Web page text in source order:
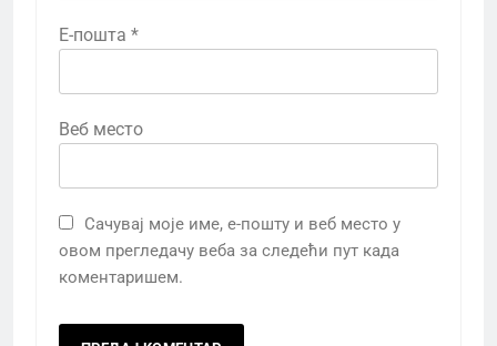
Е-пошта *
Веб место
Сачувај моје име, е-пошту и веб место у
овом прегледачу веба за следећи пут када
коментаришем.